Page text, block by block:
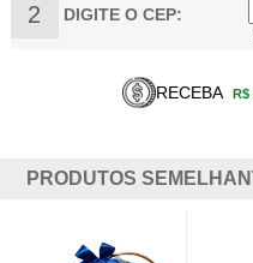
2 DIGITE O CEP:
RECEBA R$
PRODUTOS